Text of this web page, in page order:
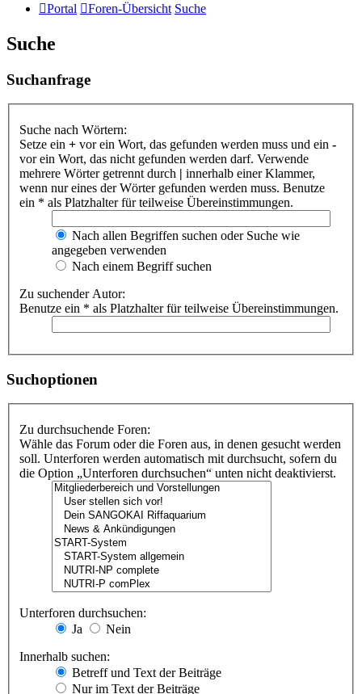
Portal Foren-Übersicht Suche
Suche
Suchanfrage
Suche nach Wörtern:
Setze ein + vor ein Wort, das gefunden werden muss und ein -
vor ein Wort, das nicht gefunden werden darf. Verwende
mehrere Wörter getrennt durch | innerhalb einer Klammer,
wenn nur eines der Wörter gefunden werden muss. Benutze
ein * als Platzhalter für teilweise Übereinstimmungen.
Nach allen Begriffen suchen oder Suche wie
angegeben verwenden
Nach einem Begriff suchen
Zu suchender Autor:
Benutze ein * als Platzhalter für teilweise Übereinstimmungen.
Suchoptionen
Zu durchsuchende Foren:
Wähle das Forum oder die Foren aus, in denen gesucht werden
soll. Unterforen werden automatisch mit durchsucht, sofern du
die Option „Unterforen durchsuchen“ unten nicht deaktivierst.
Unterforen durchsuchen:
Ja
Nein
Innerhalb suchen:
Betreff und Text der Beiträge
Nur im Text der Beiträge